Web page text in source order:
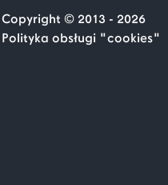
Copyright © 2013 - 2026
Polityka obsługi "cookies"